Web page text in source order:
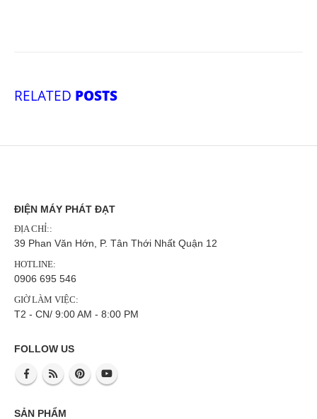
RELATED POSTS
ĐIỆN MÁY PHÁT ĐẠT
ĐỊA CHỈ::
39 Phan Văn Hớn, P. Tân Thới Nhất Quận 12
HOTLINE:
0906 695 546
GIỜ LÀM VIỆC:
T2 - CN/ 9:00 AM - 8:00 PM
FOLLOW US
SẢN PHẨM